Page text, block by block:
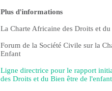
Plus d'informations
La Charte Africaine des Droits et
Forum de la Société Civile sur la
Enfant
Ligne directrice pour le rapport
des Droits et du Bien être de l'enfant